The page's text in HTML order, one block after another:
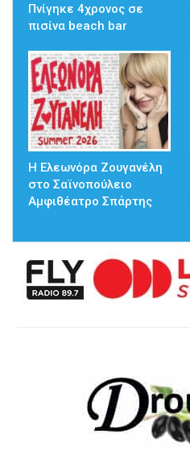
Πνίγηκε 4χρονος σε
πισίνα beach bar
Η Ελεωνόρα Ζουγανέλη
στο Σαϊνοπούλειο
Αμφιθέατρο Σπάρτης